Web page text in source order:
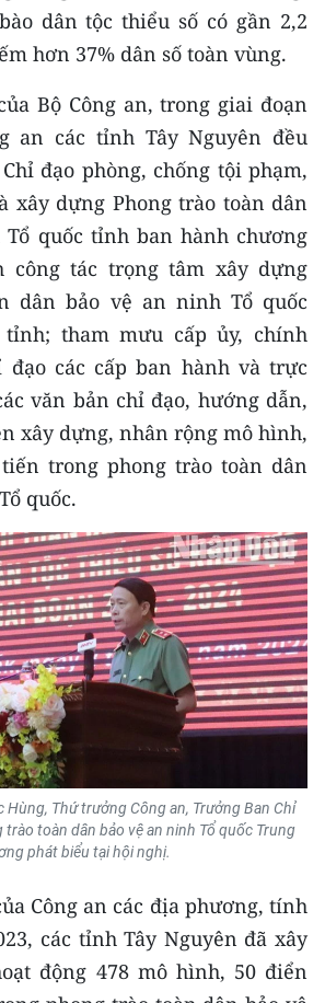
Hồ Chí Minh
THÁNG
dân tộc thiểu số có gần 2,2
hơn 37% dân số toàn vùng.
Bộ Công an, trong giai đoạn
an các tỉnh Tây Nguyên đều
đạo phòng, chống tội phạm,
xây dựng Phong trào toàn dân
quốc tỉnh ban hành chương
công tác trọng tâm xây dựng
dân bảo vệ an ninh Tổ quốc
tham mưu cấp ủy, chính
đạo các cấp ban hành và trực
văn bản chỉ đạo, hướng dẫn,
xây dựng, nhân rộng mô hình,
trong phong trào toàn dân
quốc.
Hùng, Thứ trưởng Công an, Trưởng Ban Chỉ
toàn dân bảo vệ an ninh Tổ quốc Trung
phát biểu tại hội nghị.
Công an các địa phương, tính
các tỉnh Tây Nguyên đã xây
động 478 mô hình, 50 điển